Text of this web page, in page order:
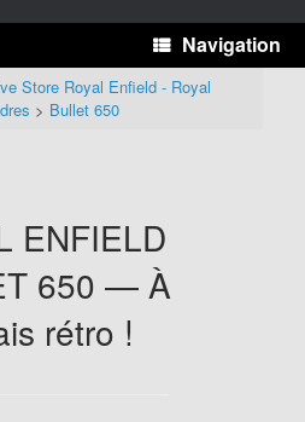
Navigation
Store Royal Enfield - Royal
> Bullet 650
ENFIELD
650 — À
rétro !